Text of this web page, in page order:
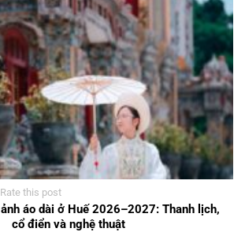
Rate this post
áo dài ở Huế 2026–2027: Thanh lịch,
cổ điển và nghệ thuật